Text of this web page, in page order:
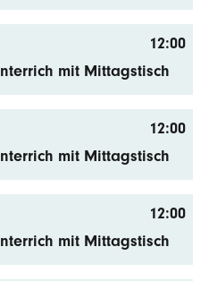
12:00
mit Mittagstisch
12:00
mit Mittagstisch
12:00
mit Mittagstisch